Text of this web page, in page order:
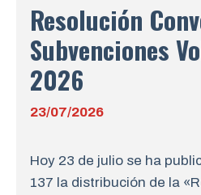
Resolución
Subvenciones
2026
23/07/2026
Hoy 23 de julio se ha
137 la distribución de la